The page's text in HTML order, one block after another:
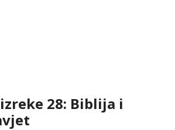
28: Biblija i